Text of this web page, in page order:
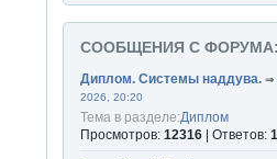
СООБЩЕНИЯ С ФОРУМА:
Диплом. Системы наддува. ⇒
2026, 20:20
Тема в разделе:Диплом
Просмотров:12316 | Ответов: